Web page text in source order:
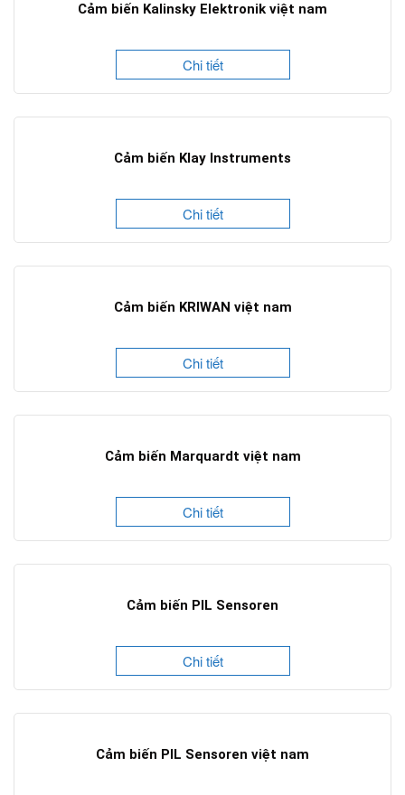
Cảm biến Kalinsky Elektronik việt nam
Chi tiết
Cảm biến Klay Instruments
Chi tiết
Cảm biến KRIWAN việt nam
Chi tiết
Cảm biến Marquardt việt nam
Chi tiết
Cảm biến PIL Sensoren
Chi tiết
Cảm biến PIL Sensoren việt nam